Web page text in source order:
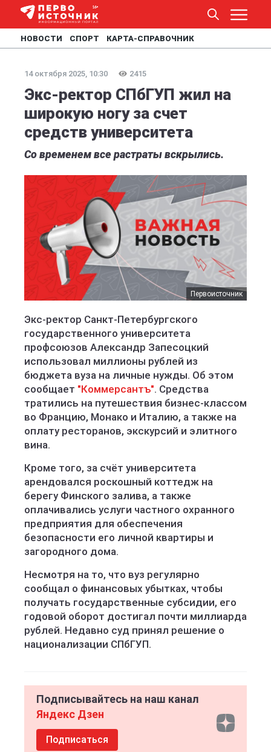
НОВОСТИ СПОРТ КАРТА-СПРАВОЧНИК
14 октября 2025, 10:30 2415
Экс-ректор СПбГУП жил на
широкую ногу за счет
средств университета
Со временем все растраты вскрылись.
Первоисточник
Экс-ректор Санкт-Петербургского
государственного университета
профсоюзов Александр Запесоцкий
использовал миллионы рублей из
бюджета вуза на личные нужды. Об этом
сообщает "Коммерсантъ". Средства
тратились на путешествия бизнес-классом
во Францию, Монако и Италию, а также на
оплату ресторанов, экскурсий и элитного
вина.
Кроме того, за счёт университета
арендовался роскошный коттедж на
берегу Финского залива, а также
оплачивались услуги частного охранного
предприятия для обеспечения
безопасности его личной квартиры и
загородного дома.
Несмотря на то, что вуз регулярно
сообщал о финансовых убытках, чтобы
получать государственные субсидии, его
годовой оборот достигал почти миллиарда
рублей. Недавно суд принял решение о
национализации СПбГУП.
Подписывайтесь на наш канал
Яндекс Дзен
Подписаться